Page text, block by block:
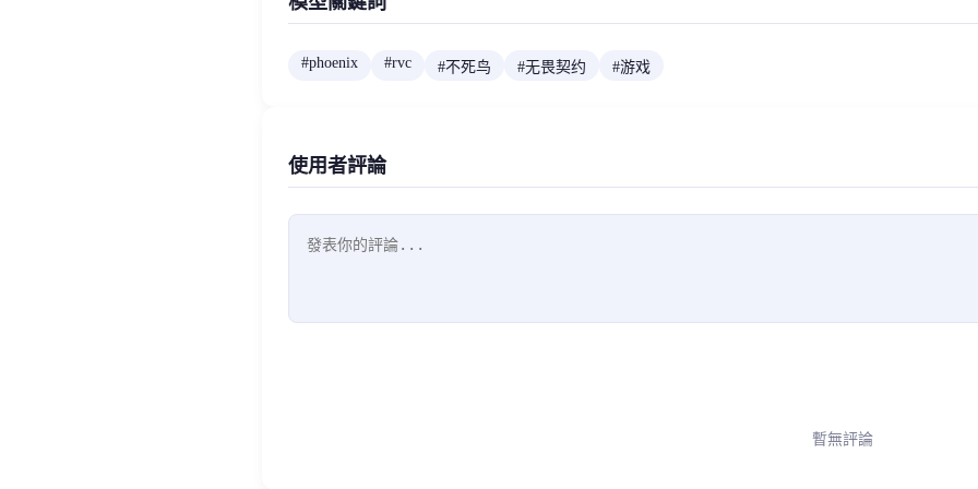
#phoenix #rvc #不死鸟 #无畏契约 #游戏
使用者評論
暫無評論